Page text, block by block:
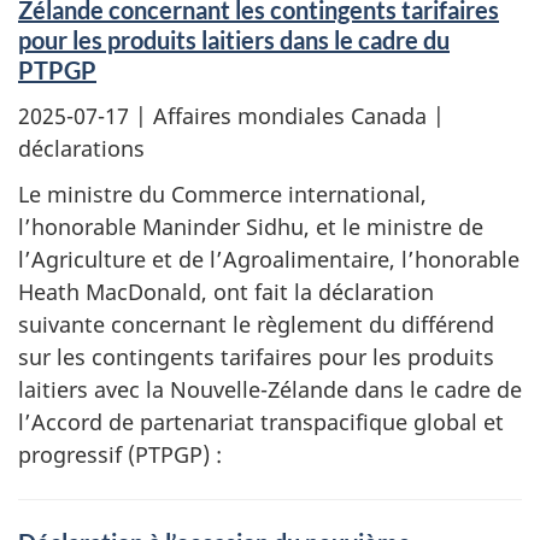
Zélande concernant les contingents tarifaires
pour les produits laitiers dans le cadre du
PTPGP
2025-07-17 | Affaires mondiales Canada |
déclarations
Le ministre du Commerce international,
l’honorable Maninder Sidhu, et le ministre de
l’Agriculture et de l’Agroalimentaire, l’honorable
Heath MacDonald, ont fait la déclaration
suivante concernant le règlement du différend
sur les contingents tarifaires pour les produits
laitiers avec la Nouvelle-Zélande dans le cadre de
l’Accord de partenariat transpacifique global et
progressif (PTPGP) :